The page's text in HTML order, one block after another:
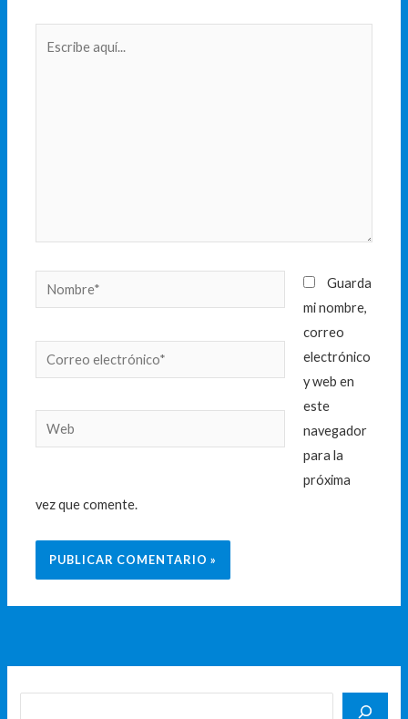
Nombre*
Correo
electrónico*
Web
Guarda
mi nombre,
correo
electrónico
y web en
este
navegador
para la
próxima
vez que comente.